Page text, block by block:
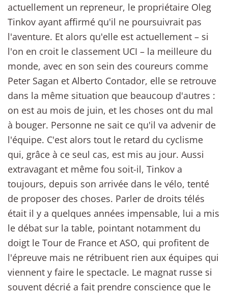
actuellement un repreneur, le propriétaire Oleg
Tinkov ayant affirmé qu'il ne poursuivrait pas
l'aventure. Et alors qu'elle est actuellement – si
l'on en croit le classement UCI – la meilleure du
monde, avec en son sein des coureurs comme
Peter Sagan et Alberto Contador, elle se retrouve
dans la même situation que beaucoup d'autres :
on est au mois de juin, et les choses ont du mal
à bouger. Personne ne sait ce qu'il va advenir de
l'équipe. C'est alors tout le retard du cyclisme
qui, grâce à ce seul cas, est mis au jour. Aussi
extravagant et même fou soit-il, Tinkov a
toujours, depuis son arrivée dans le vélo, tenté
de proposer des choses. Parler de droits télés
était il y a quelques années impensable, lui a mis
le débat sur la table, pointant notamment du
doigt le Tour de France et ASO, qui profitent de
l'épreuve mais ne rétribuent rien aux équipes qui
viennent y faire le spectacle. Le magnat russe si
souvent décrié a fait prendre conscience que le